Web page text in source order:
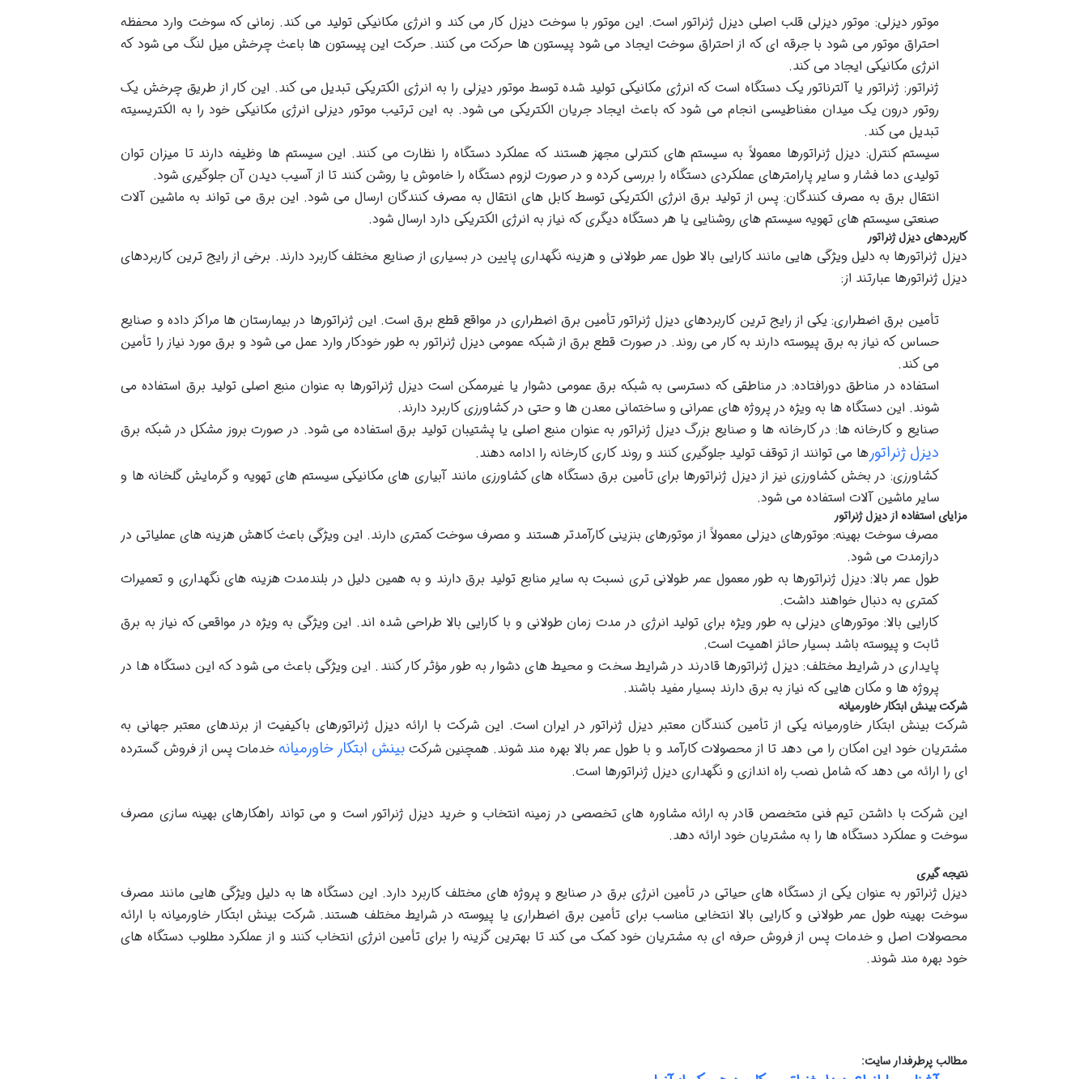
موتور دیزلی: موتور دیزلی قلب اصلی دیزل ژنراتور است. این موتور با سوخت دیزل کار می کند و انرژی مکانیکی تولید می کند. زمانی که سوخت وارد محفظه
احتراق موتور می شود با جرقه ای که از احتراق سوخت ایجاد می شود پیستون ها حرکت می کنند. حرکت این پیستون ها باعث چرخش میل لنگ می شود که
انرژی مکانیکی ایجاد می کند.
ژنراتور: ژنراتور یا آلترناتور یک دستگاه است که انرژی مکانیکی تولید شده توسط موتور دیزلی را به انرژی الکتریکی تبدیل می کند. این کار از طریق چرخش یک
روتور درون یک میدان مغناطیسی انجام می شود که باعث ایجاد جریان الکتریکی می شود. به این ترتیب موتور دیزلی انرژی مکانیکی خود را به الکتریسیته
تبدیل می کند.
سیستم کنترل: دیزل ژنراتورها معمولاً به سیستم های کنترلی مجهز هستند که عملکرد دستگاه را نظارت می کنند. این سیستم ها وظیفه دارند تا میزان توان
تولیدی دما فشار و سایر پارامترهای عملکردی دستگاه را بررسی کرده و در صورت لزوم دستگاه را خاموش یا روشن کنند تا از آسیب دیدن آن جلوگیری شود.
انتقال برق به مصرف کنندگان: پس از تولید برق انرژی الکتریکی توسط کابل های انتقال به مصرف کنندگان ارسال می شود. این برق می تواند به ماشین آلات
صنعتی سیستم های تهویه سیستم های روشنایی یا هر دستگاه دیگری که نیاز به انرژی الکتریکی دارد ارسال شود.
کاربردهای دیزل ژنراتور
دیزل ژنراتورها به دلیل ویژگی هایی مانند کارایی بالا طول عمر طولانی و هزینه نگهداری پایین در بسیاری از صنایع مختلف کاربرد دارند. برخی از رایج ترین کاربردهای
دیزل ژنراتورها عبارتند از:
تأمین برق اضطراری: یکی از رایج ترین کاربردهای دیزل ژنراتور تأمین برق اضطراری در مواقع قطع برق است. این ژنراتورها در بیمارستان ها مراکز داده و صنایع
حساس که نیاز به برق پیوسته دارند به کار می روند. در صورت قطع برق از شبکه عمومی دیزل ژنراتور به طور خودکار وارد عمل می شود و برق مورد نیاز را تأمین
می کند.
استفاده در مناطق دورافتاده: در مناطقی که دسترسی به شبکه برق عمومی دشوار یا غیرممکن است دیزل ژنراتورها به عنوان منبع اصلی تولید برق استفاده می
شوند. این دستگاه ها به ویژه در پروژه های عمرانی و ساختمانی معدن ها و حتی در کشاورزی کاربرد دارند.
صنایع و کارخانه ها: در کارخانه ها و صنایع بزرگ دیزل ژنراتور به عنوان منبع اصلی یا پشتیبان تولید برق استفاده می شود. در صورت بروز مشکل در شبکه برق
دیزل ژنراتورها می توانند از توقف تولید جلوگیری کنند و روند کاری کارخانه را ادامه دهند.
کشاورزی: در بخش کشاورزی نیز از دیزل ژنراتورها برای تأمین برق دستگاه های کشاورزی مانند آبیاری های مکانیکی سیستم های تهویه و گرمایش گلخانه ها و
سایر ماشین آلات استفاده می شود.
مزایای استفاده از دیزل ژنراتور
مصرف سوخت بهینه: موتورهای دیزلی معمولاً از موتورهای بنزینی کارآمدتر هستند و مصرف سوخت کمتری دارند. این ویژگی باعث کاهش هزینه های عملیاتی در
درازمدت می شود.
طول عمر بالا: دیزل ژنراتورها به طور معمول عمر طولانی تری نسبت به سایر منابع تولید برق دارند و به همین دلیل در بلندمدت هزینه های نگهداری و تعمیرات
کمتری به دنبال خواهند داشت.
کارایی بالا: موتورهای دیزلی به طور ویژه برای تولید انرژی در مدت زمان طولانی و با کارایی بالا طراحی شده اند. این ویژگی به ویژه در مواقعی که نیاز به برق
ثابت و پیوسته باشد بسیار حائز اهمیت است.
پایداری در شرایط مختلف: دیزل ژنراتورها قادرند در شرایط سخت و محیط های دشوار به طور مؤثر کار کنند. این ویژگی باعث می شود که این دستگاه ها در
پروژه ها و مکان هایی که نیاز به برق دارند بسیار مفید باشند.
شرکت بینش ابتکار خاورمیانه
شرکت بینش ابتکار خاورمیانه یکی از تأمین کنندگان معتبر دیزل ژنراتور در ایران است. این شرکت با ارائه دیزل ژنراتورهای باکیفیت از برندهای معتبر جهانی به
مشتریان خود این امکان را می دهد تا از محصولات کارآمد و با طول عمر بالا بهره مند شوند. همچنین شرکتبینش ابتکار خاورمیانهخدمات پس از فروش گسترده
ای را ارائه می دهد که شامل نصب راه اندازی و نگهداری دیزل ژنراتورها است.
این شرکت با داشتن تیم فنی متخصص قادر به ارائه مشاوره های تخصصی در زمینه انتخاب و خرید دیزل ژنراتور است و می تواند راهکارهای بهینه سازی مصرف
سوخت و عملکرد دستگاه ها را به مشتریان خود ارائه دهد.
نتیجه گیری
دیزل ژنراتور به عنوان یکی از دستگاه های حیاتی در تأمین انرژی برق در صنایع و پروژه های مختلف کاربرد دارد. این دستگاه ها به دلیل ویژگی هایی مانند مصرف
سوخت بهینه طول عمر طولانی و کارایی بالا انتخابی مناسب برای تأمین برق اضطراری یا پیوسته در شرایط مختلف هستند. شرکت بینش ابتکار خاورمیانه با ارائه
محصولات اصل و خدمات پس از فروش حرفه ای به مشتریان خود کمک می کند تا بهترین گزینه را برای تأمین انرژی انتخاب کنند و از عملکرد مطلوب دستگاه های
خود بهره مند شوند.
مطالب پرطرفدار سایت: